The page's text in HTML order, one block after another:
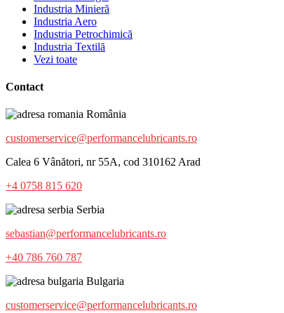
Industria Minieră
Industria Aero
Industria Petrochimică
Industria Textilă
Vezi toate
Contact
România
customerservice@performancelubricants.ro
Calea 6 Vânători, nr 55A, cod 310162 Arad
+4 0758 815 620
Serbia
sebastian@performancelubricants.ro
+40 786 760 787
Bulgaria
customerservice@performancelubricants.ro